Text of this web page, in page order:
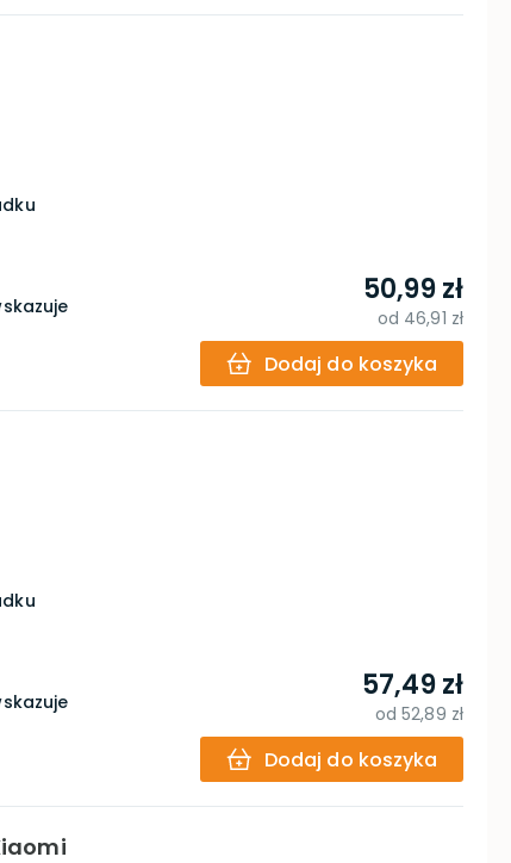
50,99 zł
od 46,91 zł
Dodaj do koszyka
57,49 zł
od52,89 zł
Dodaj do koszyka